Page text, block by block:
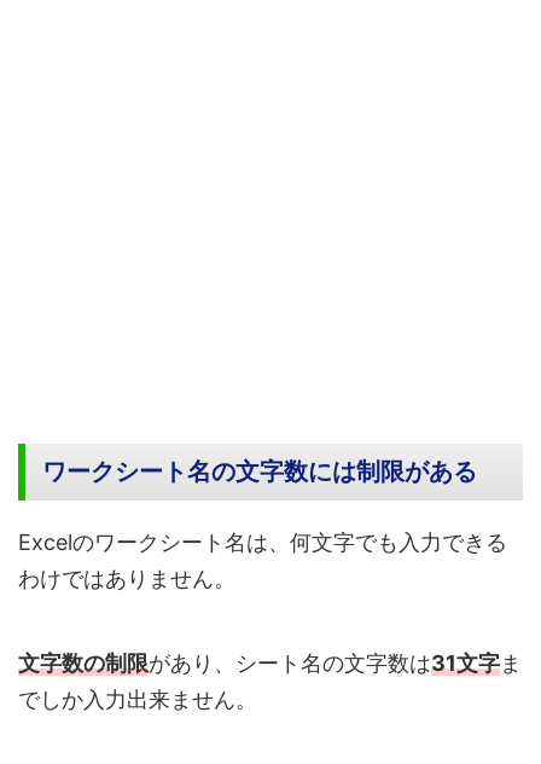
ワークシート名の文字数には制限がある
Excelのワークシート名は、何文字でも入力できる
わけではありません。
文字数の制限があり、シート名の文字数は31文字ま
でしか入力出来ません。